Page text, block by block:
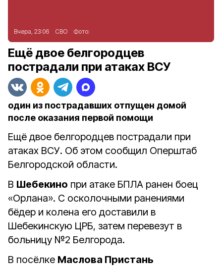
Вчера, 23:06 СВО Фото:
Ещё двое белгородцев
пострадали при атаках ВСУ
один из пострадавших отпущен домой
после оказания первой помощи
Ещё двое белгородцев пострадали при
атаках ВСУ. Об этом сообщил Оперштаб
Белгородской области.
В Шебекино при атаке БПЛА ранен боец
«Орлана». С осколочными ранениями
бёдер и колена его доставили в
Шебекинскую ЦРБ, затем перевезут в
больницу №2 Белгорода.
В посёлке Маслова Пристань